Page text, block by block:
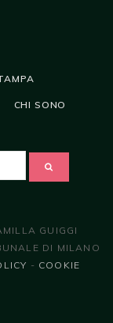
CHI SONO
GUIGGI
DI MILANO
- COOKIE